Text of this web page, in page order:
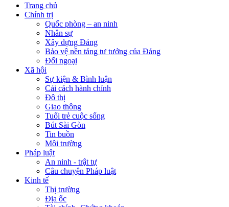
Trang chủ
Chính trị
Quốc phòng – an ninh
Nhân sự
Xây dựng Đảng
Bảo vệ nền tảng tư tưởng của Đảng
Đối ngoại
Xã hội
Sự kiện & Bình luận
Cải cách hành chính
Đô thị
Giao thông
Tuổi trẻ cuộc sống
Bút Sài Gòn
Tin buồn
Môi trường
Pháp luật
An ninh - trật tự
Câu chuyện Pháp luật
Kinh tế
Thị trường
Địa ốc